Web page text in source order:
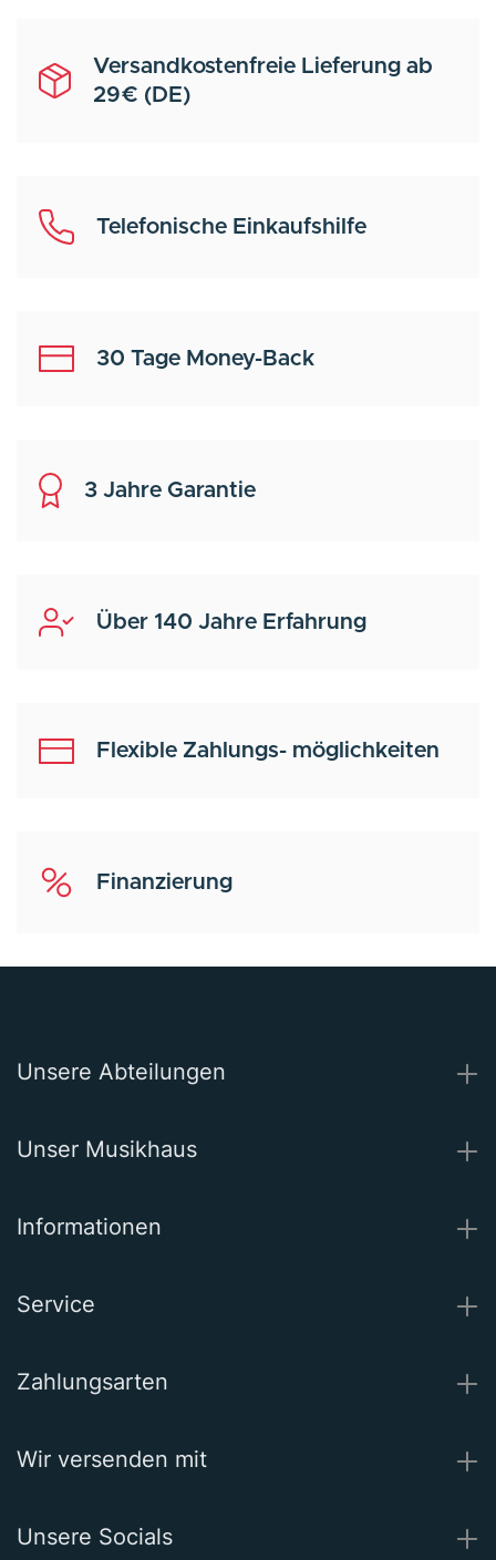
Versandkostenfreie Lieferung ab
29€ (DE)
Telefonische Einkaufshilfe
30 Tage Money-Back
3 Jahre Garantie
Über 140 Jahre Erfahrung
Flexible Zahlungs- möglichkeiten
Finanzierung
Unsere Abteilungen
Unser Musikhaus
Informationen
Service
Zahlungsarten
Wir versenden mit
Unsere Socials